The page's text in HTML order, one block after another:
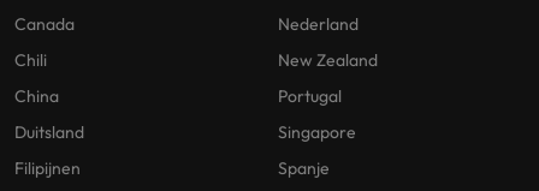
Canada
Chili
China
Duitsland
Filipijnen
Nederland
New Zealand
Portugal
Singapore
Spanje